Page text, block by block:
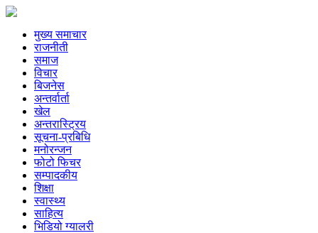
मुख्य समाचार
राजनीती
समाज
विचार
बिजनेस
अन्तर्वार्ता
खेल
अन्तरास्ट्रिय
सूचना-प्रबिधि
मनोरन्जन
फोटो फिचर
सम्पादकीय
शिक्षा
स्वास्थ्य
साहित्य
भिडियो ग्यालरी